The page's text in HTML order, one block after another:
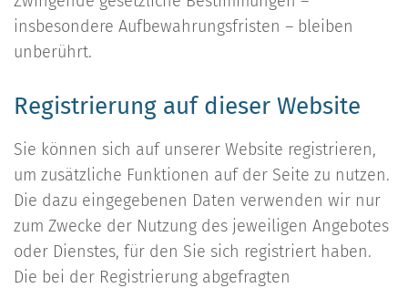
insbesondere Aufbewahrungsfristen – bleiben
unberührt.
Registrierung auf dieser Website
Sie können sich auf unserer Website registrieren,
um zusätzliche Funktionen auf der Seite zu nutzen.
Die dazu eingegebenen Daten verwenden wir nur
zum Zwecke der Nutzung des jeweiligen Angebotes
oder Dienstes, für den Sie sich registriert haben.
Die bei der Registrierung abgefragten